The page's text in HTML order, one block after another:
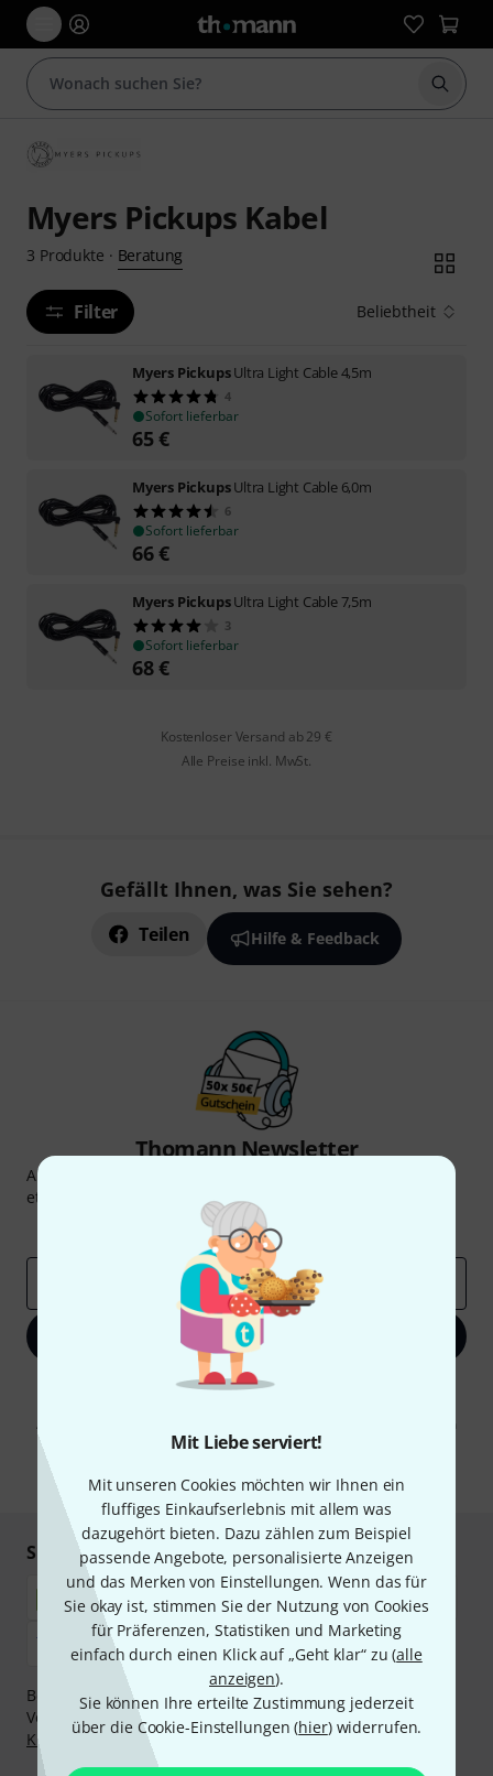
Mit Liebe serviert!
Mit unseren Cookies möchten wir Ihnen ein
fluffiges Einkaufserlebnis mit allem was
dazugehört bieten. Dazu zählen zum Beispiel
passende Angebote, personalisierte Anzeigen
und das Merken von Einstellungen. Wenn das für
Sie okay ist, stimmen Sie der Nutzung von Cookies
für Präferenzen, Statistiken und Marketing
einfach durch einen Klick auf „Geht klar“ zu (alle
anzeigen).
Sie können Ihre erteilte Zustimmung jederzeit
über die Cookie-Einstellungen (hier) widerrufen.
Suche
Myers Pickups Kabel
3 Produkte · Beratung
Filter Beliebtheit
Myers PickupsUltra Light Cable 4,5m
4
Sofort lieferbar
65€
Myers PickupsUltra Light Cable 6,0m
6
Sofort lieferbar
66€
Myers PickupsUltra Light Cable 7,5m
3
Sofort lieferbar
68€
Kostenloser Versand ab 29 €
Alle Preise inkl. MwSt.
Gefällt Ihnen, was Sie sehen?
Teilen Hilfe & Feedback
Thomann Newsletter
Abonniere den Thomann Newsletter und gewinne mit
etwas Glück einen von
50 Gutscheinen
Inspirierende Beiträge
Deals
Jetzt anmelden
Mit Klick auf „Jetzt anmelden“ stimmen Sie dem Erhalt von E-Mail-
Abmeldung ist jederzeit möglich. Weitere Informationen finden Sie in
unseren Datenschutzhinweisen
* Pflichtfeld
Sicher einkaufen & bezahlen
Bezahlen Sie vertraulich und sicher per Nachnahme,
Vorkasse, PayPal, Amazon Pay,
Klarna Sofort bezahlen
Klarna Ratenzahlungoder Kreditkarte.